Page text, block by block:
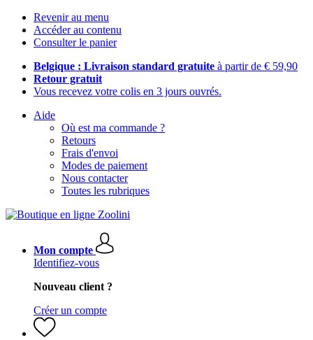
Revenir au menu
Accéder au contenu
Consulter le panier
Belgique : Livraison standard gratuite à partir de € 59,90
Retour gratuit
Vous recevez votre colis en 3 jours ouvrés.
Aide
Où est ma commande ?
Retours
Frais d'envoi
Modes de paiement
Nous contacter
Toutes les rubriques
Mon compte
Identifiez-vous
Nouveau client ?
Créer un compte